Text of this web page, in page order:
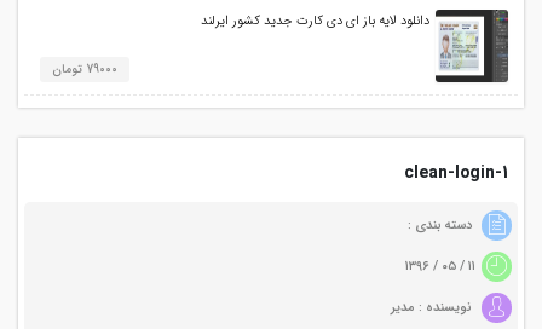
دانلود لایه باز ای دی کارت جدید کشور ایرلند
79000 تومان
clean-login-1
دسته بندی :
نویسنده : مدیر